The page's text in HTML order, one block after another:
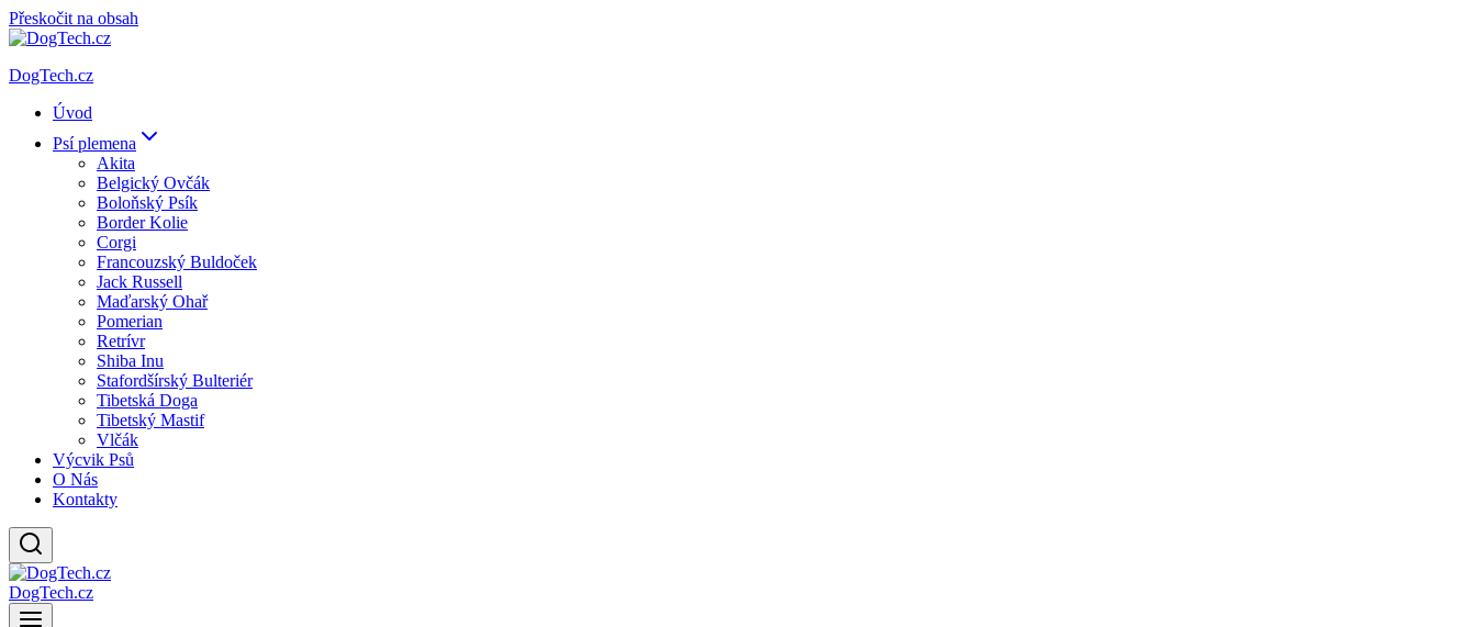
Přeskočit na obsah
DogTech.cz
Úvod
Psí plemena
Akita
Belgický Ovčák
Boloňský Psík
Border Kolie
Corgi
Francouzský Buldoček
Jack Russell
Maďarský Ohař
Pomerian
Retrívr
Shiba Inu
Stafordšírský Bulteriér
Tibetská Doga
Tibetský Mastif
Vlčák
Výcvik Psů
O Nás
Kontakty
DogTech.cz